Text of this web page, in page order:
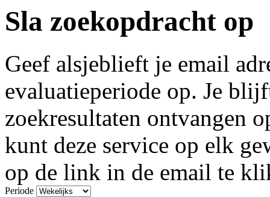
Sla zoekopdracht op
Geef alsjeblieft je email
evaluatieperiode op. Je
zoekresultaten ontvangen
kunt deze service op elk
op de link in de email te
Periode